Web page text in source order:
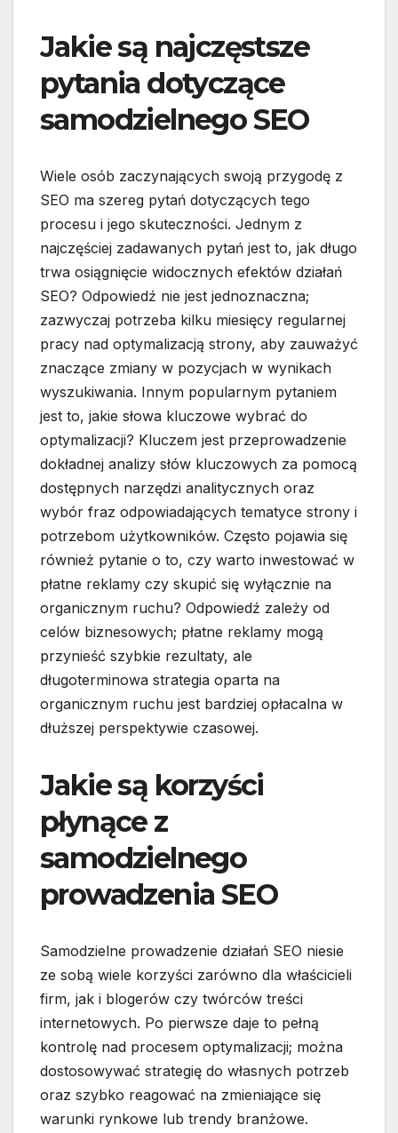
Jakie są najczęstsze
pytania dotyczące
samodzielnego SEO
Wiele osób zaczynających swoją przygodę z
SEO ma szereg pytań dotyczących tego
procesu i jego skuteczności. Jednym z
najczęściej zadawanych pytań jest to, jak długo
trwa osiągnięcie widocznych efektów działań
SEO? Odpowiedź nie jest jednoznaczna;
zazwyczaj potrzeba kilku miesięcy regularnej
pracy nad optymalizacją strony, aby zauważyć
znaczące zmiany w pozycjach w wynikach
wyszukiwania. Innym popularnym pytaniem
jest to, jakie słowa kluczowe wybrać do
optymalizacji? Kluczem jest przeprowadzenie
dokładnej analizy słów kluczowych za pomocą
dostępnych narzędzi analitycznych oraz
wybór fraz odpowiadających tematyce strony i
potrzebom użytkowników. Często pojawia się
również pytanie o to, czy warto inwestować w
płatne reklamy czy skupić się wyłącznie na
organicznym ruchu? Odpowiedź zależy od
celów biznesowych; płatne reklamy mogą
przynieść szybkie rezultaty, ale
długoterminowa strategia oparta na
organicznym ruchu jest bardziej opłacalna w
dłuższej perspektywie czasowej.
Jakie są korzyści
płynące z
samodzielnego
prowadzenia SEO
Samodzielne prowadzenie działań SEO niesie
ze sobą wiele korzyści zarówno dla właścicieli
firm, jak i blogerów czy twórców treści
internetowych. Po pierwsze daje to pełną
kontrolę nad procesem optymalizacji; można
dostosowywać strategię do własnych potrzeb
oraz szybko reagować na zmieniające się
warunki rynkowe lub trendy branżowe.